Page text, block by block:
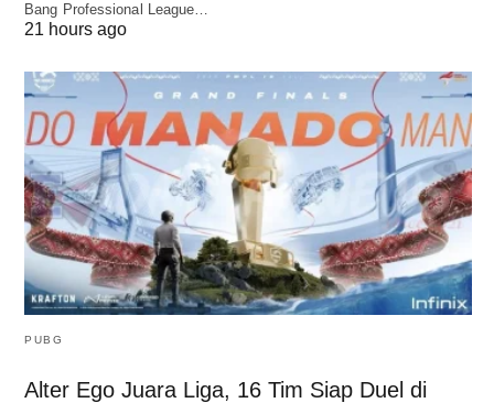
Bang Professional League…
21 hours ago
PUBG
Alter Ego Juara Liga, 16 Tim Siap Duel di